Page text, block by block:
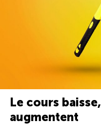
Le cours
augmentent